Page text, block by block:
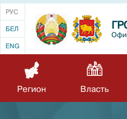
РУС
БЕЛ
ENG
Регион Власть